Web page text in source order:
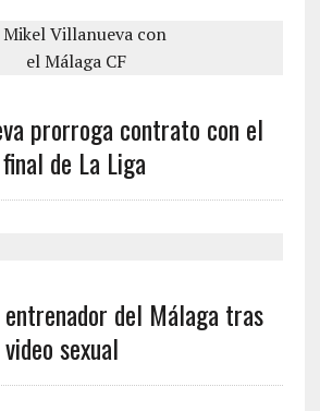
prorroga contrato con el
de La Liga
entrenador del Málaga tras
sexual